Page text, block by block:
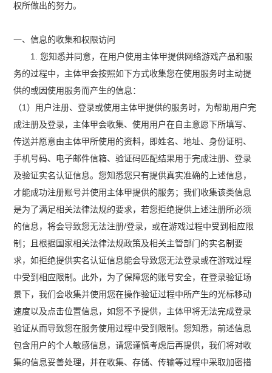
权所做出的努力。
一、信息的收集和权限访问
1. 您知悉并同意，在用户使用主体甲提供网络游戏产品和服
务的过程中，主体甲会按照如下方式收集您在使用服务时主动提
供的或因使用服务而产生的信息：
（1）用户注册、登录或使用主体甲提供的服务时，为帮助用户完
成注册及登录，主体甲会收集、使用用户在自主意愿下所填写、
传送并愿意由主体甲所使用的资料，即姓名、地址、身份证明、
手机号码、电子邮件信箱、验证码匹配结果用于完成注册、登录
及验证实名认证信息。您知悉您只有提供真实准确的上述信息，
才能成功注册账号并使用主体甲提供的服务；我们收集该类信息
是为了满足相关法律法规的要求，若您拒绝提供上述注册所必须
的信息，将会导致您无法注册/登录，或在游戏过程中受到相应限
制；且根据国家相关法律法规政策及相关主管部门的实名制要
求，如拒绝提供实名认证信息能会导致您无法登录或在游戏过程
中受到相应限制。此外，为了保障您的账号安全，在登录验证场
景下，我们会收集并使用您在操作验证过程中所产生的光标移动
速度以及点击位置信息，如您不予提供，主体甲将无法完成登录
验证从而导致您在服务使用过程中受到限制。您知悉，前述信息
包含用户的个人敏感信息，请您谨慎考虑后再提供，我们将对收
集的信息妥善处理，并在收集、存储、传输等过程中采取加密措